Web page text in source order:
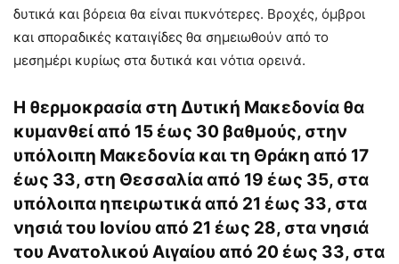
δυτικά και βόρεια θα είναι πυκνότερες. Βροχές, όμβροι
και σποραδικές καταιγίδες θα σημειωθούν από το
μεσημέρι κυρίως στα δυτικά και νότια ορεινά.
Η θερμοκρασία στη Δυτική Μακεδονία θα
κυμανθεί από 15 έως 30 βαθμούς, στην
υπόλοιπη Μακεδονία και τη Θράκη από 17
έως 33, στη Θεσσαλία από 19 έως 35, στα
υπόλοιπα ηπειρωτικά από 21 έως 33, στα
νησιά του Ιονίου από 21 έως 28, στα νησιά
του Ανατολικού Αιγαίου από 20 έως 33, στα